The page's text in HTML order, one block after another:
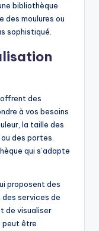
bibliothèque
des moulures ou
sophistiqué.
des
à vos besoins
la taille des
des portes.
qui s’adapte
proposent des
services de
de visualiser
peut être